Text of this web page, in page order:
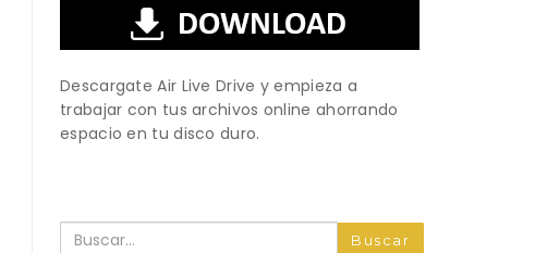
Descargate Air Live Drive y empieza a
trabajar con tus archivos online ahorrando
espacio en tu disco duro.
Buscar